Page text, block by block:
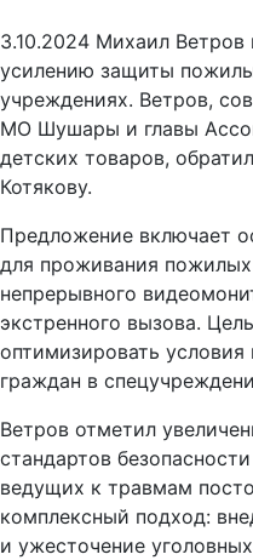
3.10.2024 Михаил
усилению защиты
учреждениях. Ветров,
МО Шушары и главы
детских товаров,
Котякову.
Предложение включает
для проживания
непрерывного
экстренного вызова.
оптимизировать
граждан в
Ветров отметил
стандартов
ведущих к травмам
комплексный подход:
и ужесточение